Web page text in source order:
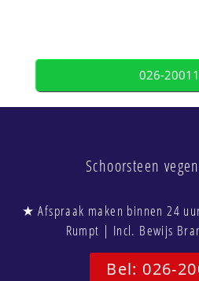
026-
Schoorsteen
★ Afspraak maken binnen 24
Rumpt | Incl. Bewijs
Bel: 026-